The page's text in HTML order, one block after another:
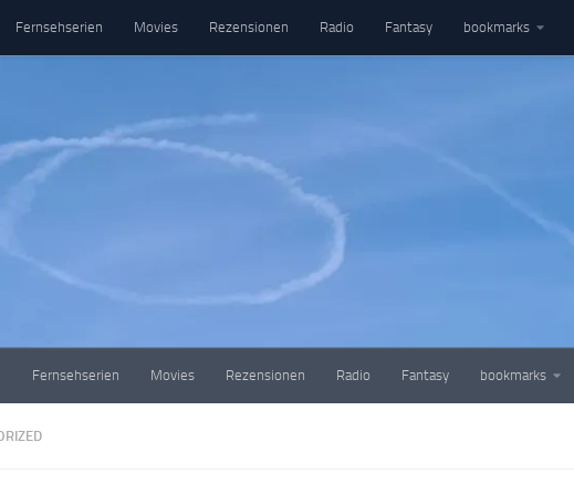
Fernsehserien Movies Rezensionen Radio Fantasy bookmarks
Fernsehserien Movies Rezensionen Radio Fantasy bookmarks